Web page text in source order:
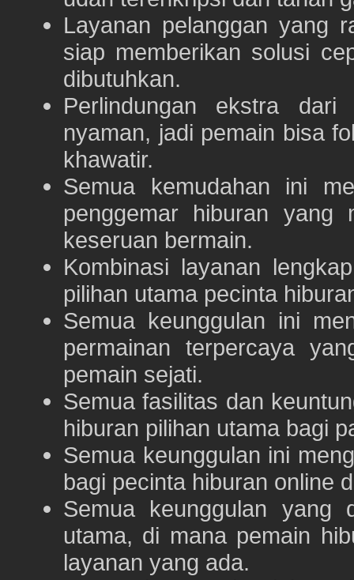
Layanan pelanggan yang
siap memberikan solusi
dibutuhkan.
Perlindungan ekstra dari
nyaman, jadi pemain bisa
khawatir.
Semua kemudahan ini
penggemar hiburan yang
keseruan bermain.
Kombinasi layanan
pilihan utama pecinta
Semua keunggulan ini
permainan terpercaya
pemain sejati.
Semua fasilitas dan
hiburan pilihan utama bagi
Semua keunggulan ini
bagi pecinta hiburan online
Semua keunggulan yang
utama, di mana pemain
layanan yang ada.